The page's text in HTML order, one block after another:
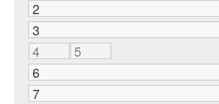
2
3
4
5
6
7